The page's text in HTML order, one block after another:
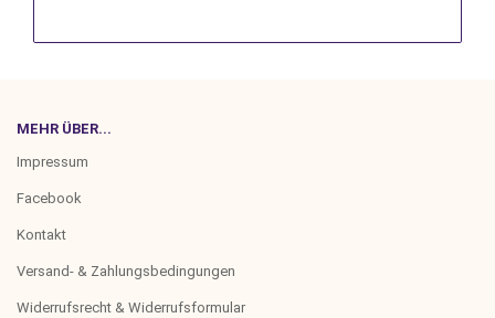
MEHR ÜBER...
Impressum
Facebook
Kontakt
Versand- & Zahlungsbedingungen
Widerrufsrecht & Widerrufsformular